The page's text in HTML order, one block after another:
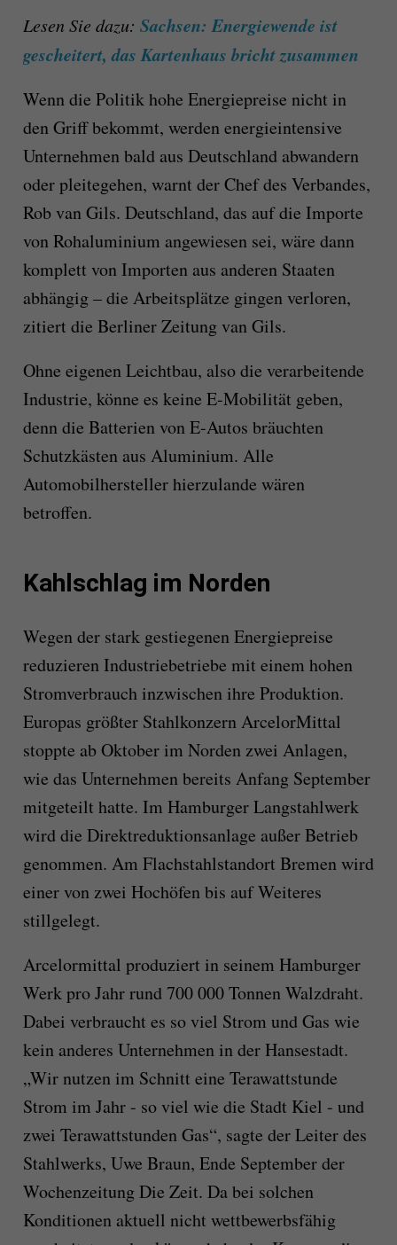
Lesen Sie dazu: Sachsen: Energiewende ist
gescheitert, das Kartenhaus bricht zusammen
Wenn die Politik hohe Energiepreise nicht in
den Griff bekommt, werden energieintensive
Unternehmen bald aus Deutschland abwandern
oder pleitegehen, warnt der Chef des Verbandes,
Rob van Gils. Deutschland, das auf die Importe
von Rohaluminium angewiesen sei, wäre dann
komplett von Importen aus anderen Staaten
abhängig – die Arbeitsplätze gingen verloren,
zitiert die Berliner Zeitung van Gils.
Ohne eigenen Leichtbau, also die verarbeitende
Industrie, könne es keine E-Mobilität geben,
denn die Batterien von E-Autos bräuchten
Schutzkästen aus Aluminium. Alle
Automobilhersteller hierzulande wären
betroffen.
Kahlschlag im Norden
Wegen der stark gestiegenen Energiepreise
reduzieren Industriebetriebe mit einem hohen
Stromverbrauch inzwischen ihre Produktion.
Europas größter Stahlkonzern ArcelorMittal
stoppte ab Oktober im Norden zwei Anlagen,
wie das Unternehmen bereits Anfang September
mitgeteilt hatte. Im Hamburger Langstahlwerk
wird die Direktreduktionsanlage außer Betrieb
genommen. Am Flachstahlstandort Bremen wird
einer von zwei Hochöfen bis auf Weiteres
stillgelegt.
Arcelormittal produziert in seinem Hamburger
Werk pro Jahr rund 700 000 Tonnen Walzdraht.
Dabei verbraucht es so viel Strom und Gas wie
kein anderes Unternehmen in der Hansestadt.
„Wir nutzen im Schnitt eine Terawattstunde
Strom im Jahr - so viel wie die Stadt Kiel - und
zwei Terawattstunden Gas“, sagte der Leiter des
Stahlwerks, Uwe Braun, Ende September der
Wochenzeitung Die Zeit. Da bei solchen
Konditionen aktuell nicht wettbewerbsfähig